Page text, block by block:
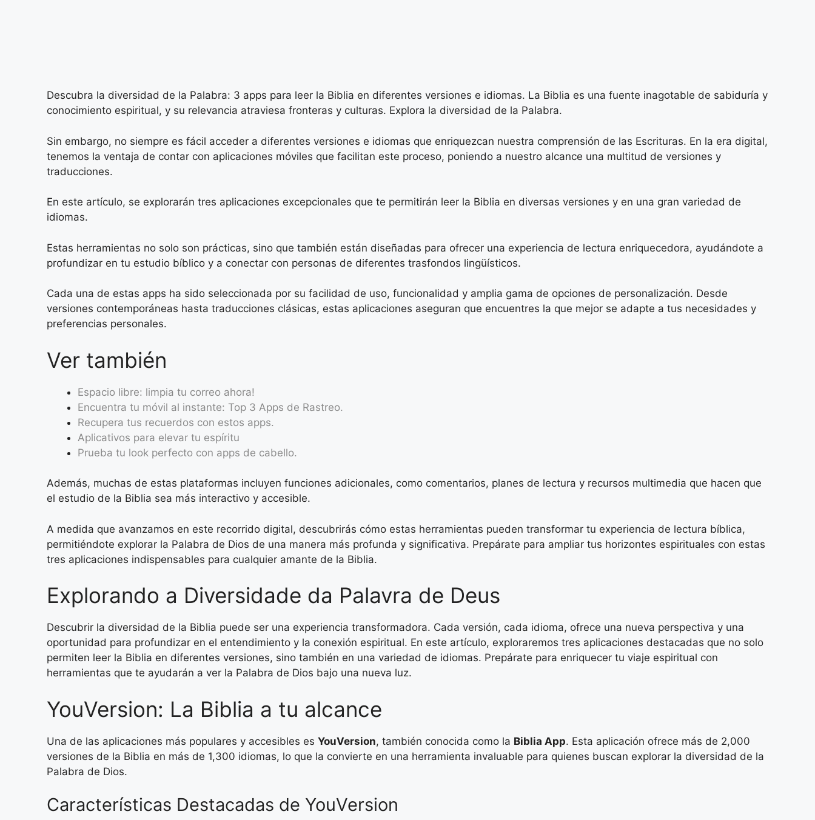
Descubra la diversidad de la Palabra: 3 apps para leer la Biblia en diferentes versiones e idiomas. La Biblia es una fuente inagotable de sabiduría y
conocimiento espiritual, y su relevancia atraviesa fronteras y culturas. Explora la diversidad de la Palabra.
Sin embargo, no siempre es fácil acceder a diferentes versiones e idiomas que enriquezcan nuestra comprensión de las Escrituras. En la era digital,
tenemos la ventaja de contar con aplicaciones móviles que facilitan este proceso, poniendo a nuestro alcance una multitud de versiones y
traducciones.
En este artículo, se explorarán tres aplicaciones excepcionales que te permitirán leer la Biblia en diversas versiones y en una gran variedad de
idiomas.
Estas herramientas no solo son prácticas, sino que también están diseñadas para ofrecer una experiencia de lectura enriquecedora, ayudándote a
profundizar en tu estudio bíblico y a conectar con personas de diferentes trasfondos lingüísticos.
Cada una de estas apps ha sido seleccionada por su facilidad de uso, funcionalidad y amplia gama de opciones de personalización. Desde
versiones contemporáneas hasta traducciones clásicas, estas aplicaciones aseguran que encuentres la que mejor se adapte a tus necesidades y
preferencias personales.
Ver también
Espacio libre: limpia tu correo ahora!
Encuentra tu móvil al instante: Top 3 Apps de Rastreo.
Recupera tus recuerdos con estos apps.
Aplicativos para elevar tu espíritu
Prueba tu look perfecto con apps de cabello.
Además, muchas de estas plataformas incluyen funciones adicionales, como comentarios, planes de lectura y recursos multimedia que hacen que
el estudio de la Biblia sea más interactivo y accesible.
A medida que avanzamos en este recorrido digital, descubrirás cómo estas herramientas pueden transformar tu experiencia de lectura bíblica,
permitiéndote explorar la Palabra de Dios de una manera más profunda y significativa. Prepárate para ampliar tus horizontes espirituales con estas
tres aplicaciones indispensables para cualquier amante de la Biblia.
Explorando a Diversidade da Palavra de Deus
Descubrir la diversidad de la Biblia puede ser una experiencia transformadora. Cada versión, cada idioma, ofrece una nueva perspectiva y una
oportunidad para profundizar en el entendimiento y la conexión espiritual. En este artículo, exploraremos tres aplicaciones destacadas que no solo
permiten leer la Biblia en diferentes versiones, sino también en una variedad de idiomas. Prepárate para enriquecer tu viaje espiritual con
herramientas que te ayudarán a ver la Palabra de Dios bajo una nueva luz.
YouVersion: La Biblia a tu alcance
Una de las aplicaciones más populares y accesibles es YouVersion, también conocida como la Biblia App. Esta aplicación ofrece más de 2,000
versiones de la Biblia en más de 1,300 idiomas, lo que la convierte en una herramienta invaluable para quienes buscan explorar la diversidad de la
Palabra de Dios.
Características Destacadas de YouVersion